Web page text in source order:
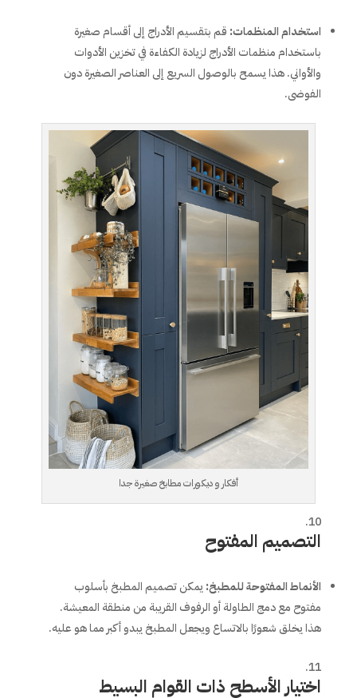
استخدام المنظمات: قم بتقسيم الأدراج إلى أقسام صغيرة
باستخدام منظمات الأدراج لزيادة الكفاءة في تخزين الأدوات
والأواني. هذا يسمح بالوصول السريع إلى العناصر الصغيرة دون
الفوضى.
أفكار و ديكورات مطابخ صغيرة جدا
التصميم المفتوح
الأنماط المفتوحة للمطبخ: يمكن تصميم المطبخ بأسلوب
مفتوح مع دمج الطاولة أو الرفوف القريبة من منطقة المعيشة.
هذا يخلق شعورًا بالاتساع ويجعل المطبخ يبدو أكبر مما هو عليه.
اختيار الأسطح ذات القوام البسيط